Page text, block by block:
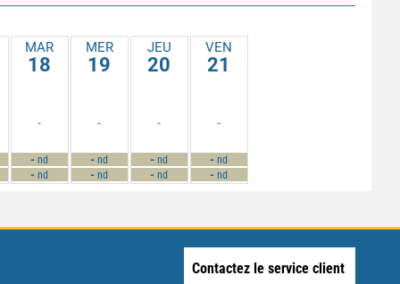
MAR
18
-
- nd
- nd
MER
19
-
- nd
- nd
JEU
20
-
- nd
- nd
VEN
21
-
- nd
- nd
Contactez le service client